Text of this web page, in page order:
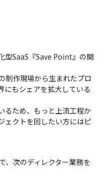
型SaaS『Save Point』の開
制作現場から生まれたプロ
にもシェアを拡大している
るため、もっと上流工程か
ェクトを回したい方にはピ
、次のディレクター業務を